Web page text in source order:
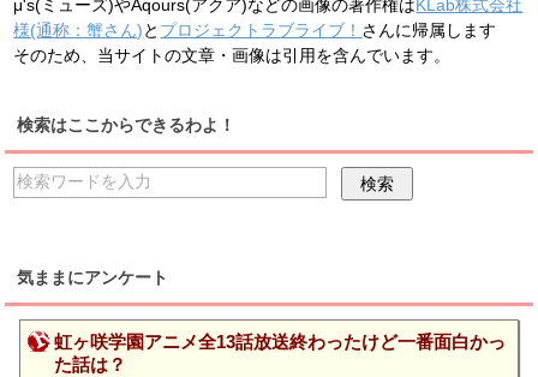
μ's(ミューズ)やAqours(アクア)などの画像の著作権はKLab株式会社
様(通称：蟹さん)と プロジェクトラブライブ！ さんに帰属します
そのため、当サイトの文章・画像は引用を含んでいます。
検索はここからできるわよ！
気ままにアンケート
虹ヶ咲学園アニメ全13話放送終わったけど一番面白かっ
た話は？